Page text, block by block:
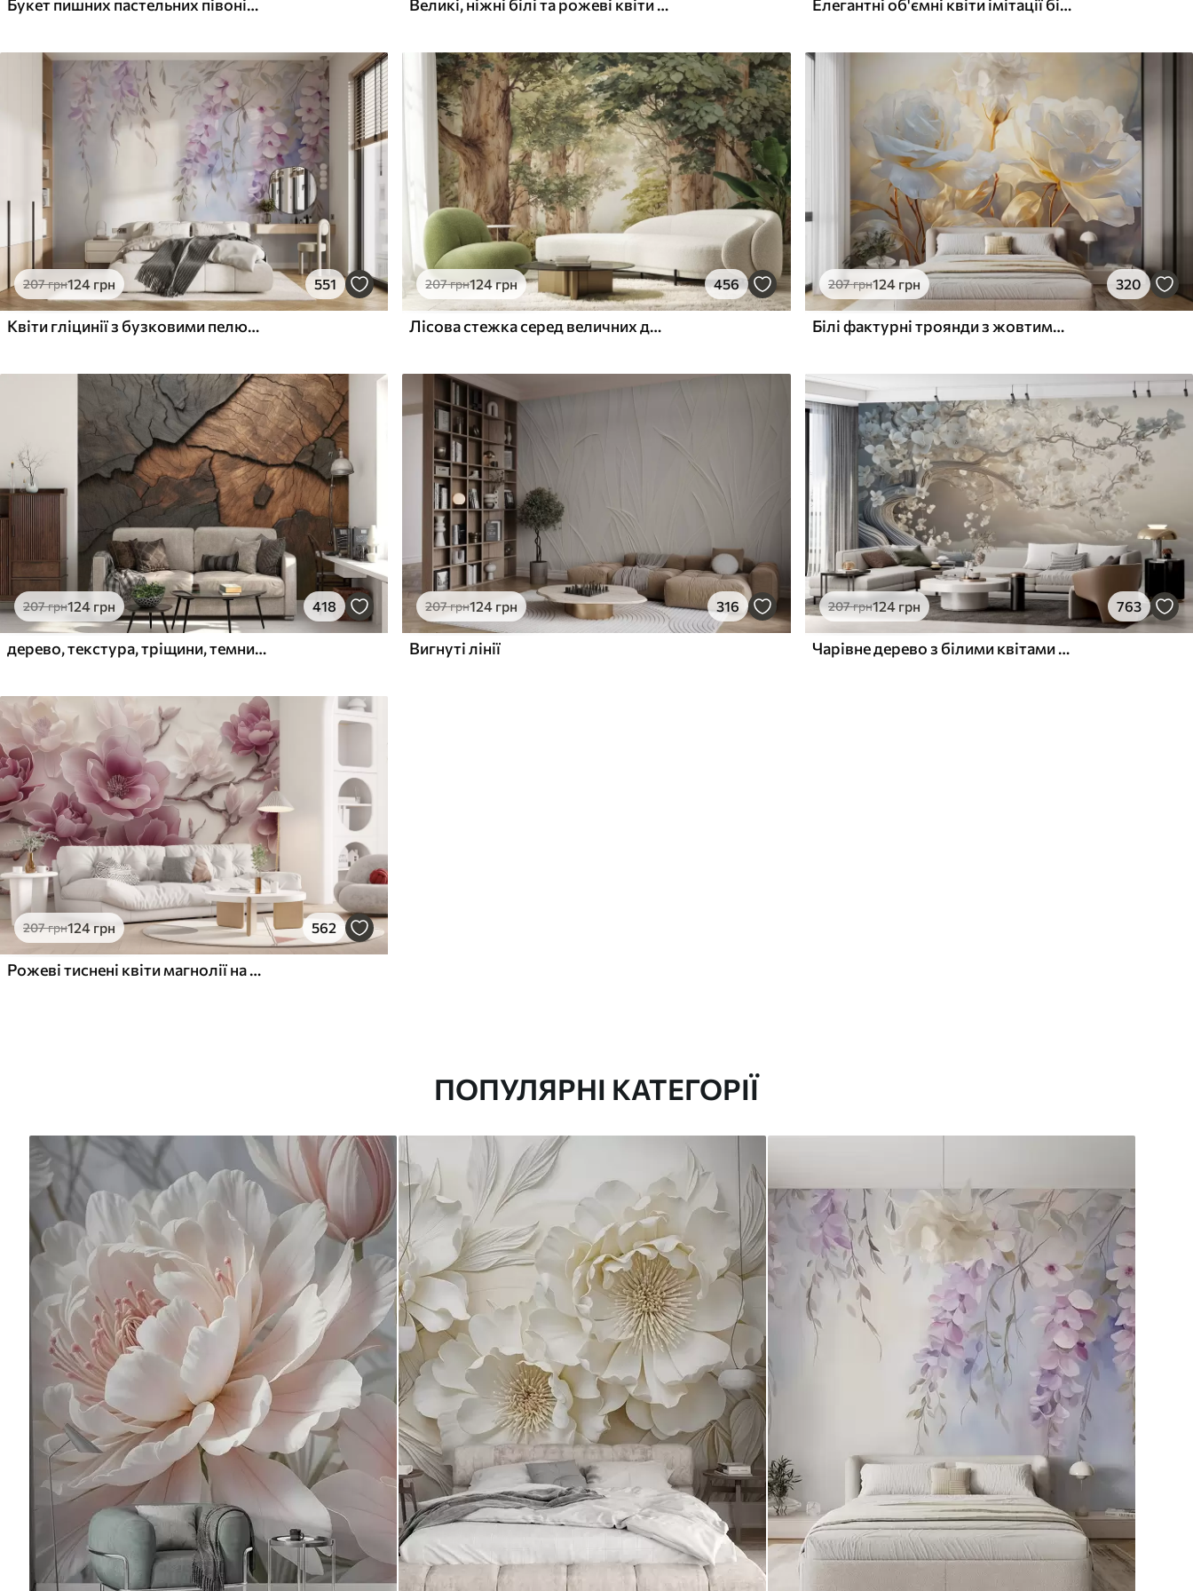
Букет пишних пастельних півоній та інших квітів на м'якому розмитому тлі Великі, ніжні білі та рожеві квіти півонії з м'якими, пухнастими пелюстками на розмитому сірому тлі Елегантні об'ємні квіти імітації білої півонії з м'якими пелюстками та пастельно-жовтими серединками на світлому фоні
207грн124 грн 551
Квіти гліцинії з бузковими пелюстками та зеленим листям, що звисає з гілок, м'які пастельні кольори, пастельний фон
207грн124грн 456
Лісова стежка серед величних дерев у стилі акварелі
207грн124 грн 320
Білі фактурні троянди з жовтими стеблами і листям, м'яке освітлення, світлий фон з розмитими квітковими формами
207грн124 грн 418
дерево, текстура, тріщини, темний, кора, поверхня
207грн124 грн 316
Вигнуті лінії
207грн124 грн 763
Чарівне дерево з білими квітами на тлі хмар в цікавому стилі в ніжних теплих тонах
207грн124 грн 562
Рожеві тиснені квіти магнолії на витонченій гілці
ПОПУЛЯРНІ КАТЕГОРІЇ